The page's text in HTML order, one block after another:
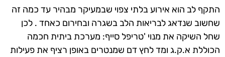
התקף לב הוא אירוע בלתי צפוי שבמעיקר מבהיר עד כמה זה
שחשוב שנדאג לבריאות הלב בשגרה ובחירום כאחד . לכן
שחל השיקה את מנוי 'טריפל סייף: מערכת ביתית חכמה
הכוללת א.ק.ג ומד לחץ דם שמנטרים באופן רציף את פעילות